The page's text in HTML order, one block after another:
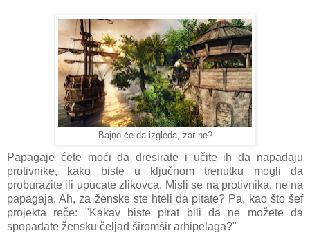
Bajno će da izgleda, zar ne?
Papagaje ćete moći da dresirate i učite ih da napadaju
protivnike, kako biste u ključnom trenutku mogli da
proburazite ili upucate zlikovca. Misli se na protivnika, ne na
papagaja. Ah, za ženske ste hteli da pitate? Pa, kao što šef
projekta reče: "Kakav biste pirat bili da ne možete da
spopadate žensku čeljad širomšir arhipelaga?"